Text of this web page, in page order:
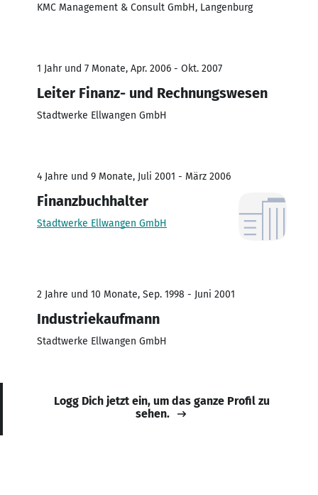
KMC Management & Consult GmbH, Langenburg
1 Jahr und 7 Monate, Apr. 2006 - Okt. 2007
Leiter Finanz- und Rechnungswesen
Stadtwerke Ellwangen GmbH
4 Jahre und 9 Monate, Juli 2001 - März 2006
Finanzbuchhalter
Stadtwerke Ellwangen GmbH
2 Jahre und 10 Monate, Sep. 1998 - Juni 2001
Industriekaufmann
Stadtwerke Ellwangen GmbH
Logg Dich jetzt ein, um das ganze Profil zu
sehen.